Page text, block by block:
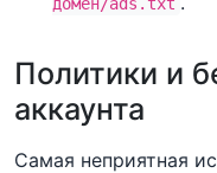
Политики и
аккаунта
Самая неприятная